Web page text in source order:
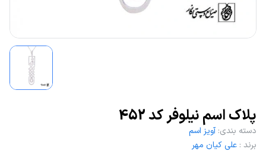
پلاک اسم نیلوفر کد 452
دسته بندی: آویز اسم
برند : علی کیان مهر